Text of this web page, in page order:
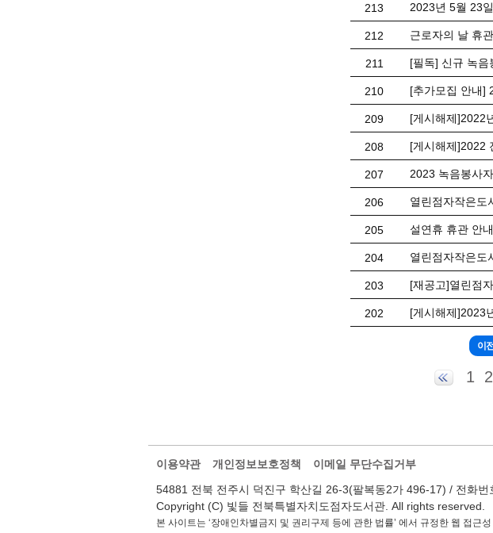
213 2023년 5월 23
212 근로자의 날 휴
211 [필독] 신규 녹음
210 [추가모집 안내]
209 [게시해제]2022
208 [게시해제]2022
207 2023 녹음봉사
206 열린점자작은도
205 설연휴 휴관 안
204 열린점자작은도
203 [재공고]열린점
202 [게시해제]2023
1 2
이용약관 개인정보보호정책
이메일 무단수집거부
54881 전북 전주시 덕진구 학산길 26-3(팔복동2가 496-17) / 전화
Copyright (C) 빛들 전북특별자치도점자도서관. All rights reserved.
본 사이트는 ‘장애인차별금지 및 권리구제 등에 관한 법률’ 에서 규정한 웹 접근